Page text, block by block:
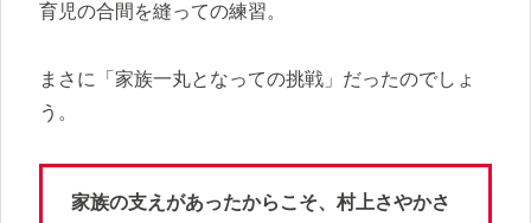
育児の合間を縫っての練習。
まさに「家族一丸となっての挑戦」だったのでしょ
う。
家族の支えがあったからこそ、村上さやかさ